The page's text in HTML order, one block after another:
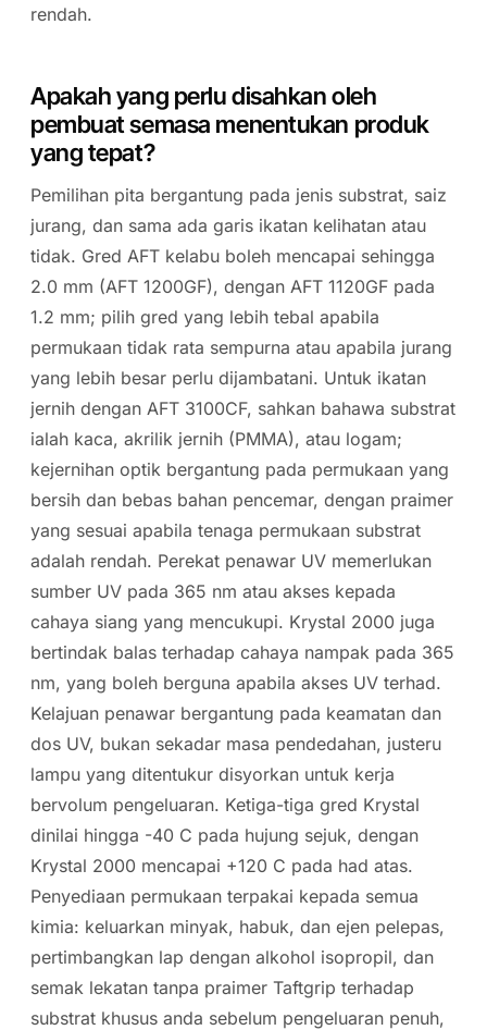
rendah.
Apakah yang perlu disahkan oleh
pembuat semasa menentukan produk
yang tepat?
Pemilihan pita bergantung pada jenis substrat, saiz
jurang, dan sama ada garis ikatan kelihatan atau
tidak. Gred AFT kelabu boleh mencapai sehingga
2.0 mm (AFT 1200GF), dengan AFT 1120GF pada
1.2 mm; pilih gred yang lebih tebal apabila
permukaan tidak rata sempurna atau apabila jurang
yang lebih besar perlu dijambatani. Untuk ikatan
jernih dengan AFT 3100CF, sahkan bahawa substrat
ialah kaca, akrilik jernih (PMMA), atau logam;
kejernihan optik bergantung pada permukaan yang
bersih dan bebas bahan pencemar, dengan praimer
yang sesuai apabila tenaga permukaan substrat
adalah rendah. Perekat penawar UV memerlukan
sumber UV pada 365 nm atau akses kepada
cahaya siang yang mencukupi. Krystal 2000 juga
bertindak balas terhadap cahaya nampak pada 365
nm, yang boleh berguna apabila akses UV terhad.
Kelajuan penawar bergantung pada keamatan dan
dos UV, bukan sekadar masa pendedahan, justeru
lampu yang ditentukur disyorkan untuk kerja
bervolum pengeluaran. Ketiga-tiga gred Krystal
dinilai hingga -40 C pada hujung sejuk, dengan
Krystal 2000 mencapai +120 C pada had atas.
Penyediaan permukaan terpakai kepada semua
kimia: keluarkan minyak, habuk, dan ejen pelepas,
pertimbangkan lap dengan alkohol isopropil, dan
semak lekatan tanpa praimer Taftgrip terhadap
substrat khusus anda sebelum pengeluaran penuh,